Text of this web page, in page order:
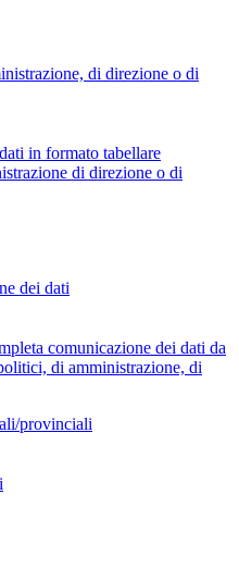
di direzione o di
in formato tabellare
di direzione o di
dei dati
comunicazione dei dati da
di amministrazione, di
provinciali